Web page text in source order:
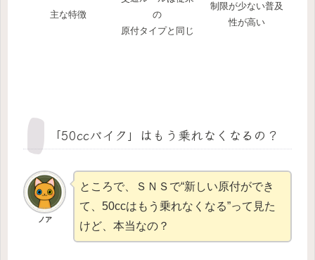
主な特徴
の
原付タイプと同じ
制限が少ない普及
性が高い
「50ccバイク」はもう乗れなくなるの？
ノア
ところで、ＳＮＳで“新しい原付ができ
て、50ccはもう乗れなくなる”って見た
けど、本当なの？